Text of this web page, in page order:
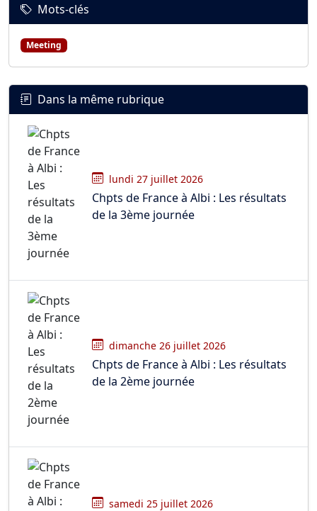
Mots-clés
Meeting
Dans la même rubrique
lundi 27 juillet 2026
Chpts de France à Albi : Les résultats
de la 3ème journée
dimanche 26 juillet 2026
Chpts de France à Albi : Les résultats
de la 2ème journée
samedi 25 juillet 2026